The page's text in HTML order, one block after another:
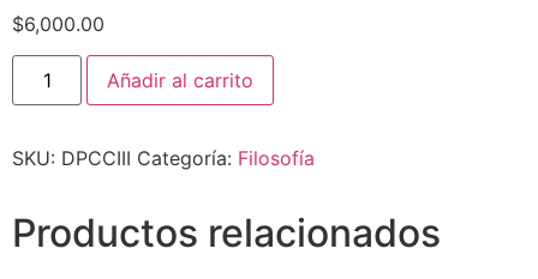
$6,000.00
Añadir al carrito
SKU: DPCCIII Categoría: Filosofía
Productos relacionados